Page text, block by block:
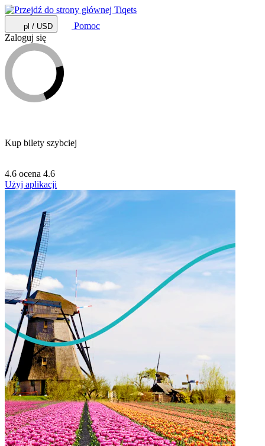
pl / USD
Pomoc
Zaloguj się
Kup bilety szybciej
4.6 ocena 4.6
Użyj aplikacji